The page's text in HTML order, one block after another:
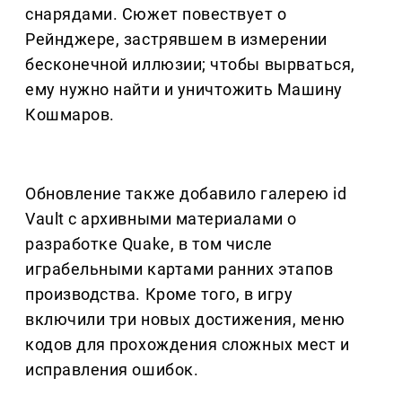
снарядами. Сюжет повествует о
Рейнджере, застрявшем в измерении
бесконечной иллюзии; чтобы вырваться,
ему нужно найти и уничтожить Машину
Кошмаров.
Обновление также добавило галерею id
Vault с архивными материалами о
разработке Quake, в том числе
играбельными картами ранних этапов
производства. Кроме того, в игру
включили три новых достижения, меню
кодов для прохождения сложных мест и
исправления ошибок.